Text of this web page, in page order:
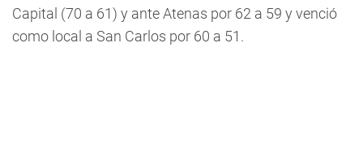
Capital (70 a 61) y ante Atenas por 62 a 59 y venció
como local a San Carlos por 60 a 51.